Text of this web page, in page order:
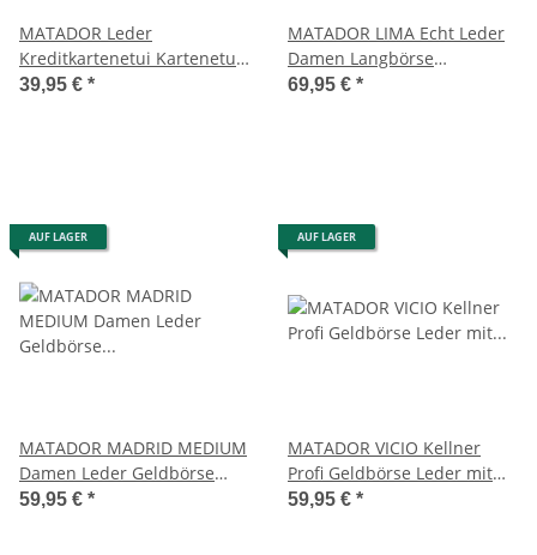
MATADOR Leder
Kreditkartenetui Kartenetui
Geldbörse RFID Vintage
39,95 € *
MATADOR LIMA Echt Leder
Damen Langbörse
Geldbörse Leder RFID
69,95 € *
AUF LAGER
MATADOR MADRID MEDIUM
Damen Leder Geldbörse
Langbörse
59,95 € *
AUF LAGER
MATADOR VICIO Kellner
Profi Geldbörse Leder mit
Kette Kellnerbörse
59,95 € *